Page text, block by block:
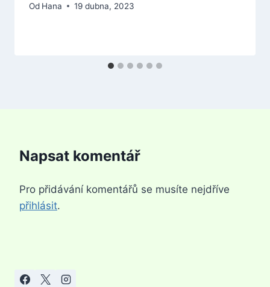
Od Hana 19 dubna, 2023
Napsat komentář
Pro přidávání komentářů se musíte nejdříve
přihlásit.